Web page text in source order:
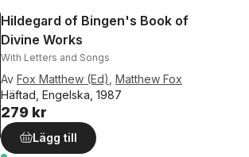
Hildegard of Bingen's Book of
Divine Works
With Letters and Songs
Av Fox Matthew (Ed) Matthew Fox
Häftad, Engelska, 1987
279 kr
Lägg till